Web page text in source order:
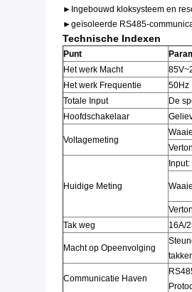
►Ingebouwd kloksysteem en
►geïsoleerde RS485-
Technische Indexen
Punt
Het werk Macht
Het werk Frequentie
50Hz
Totale Input
De
Hoofdschakelaar
Voltagemeting
Huidige Meting
Tak weg
16A/
Macht op Opeenvolging
Communicatie Haven